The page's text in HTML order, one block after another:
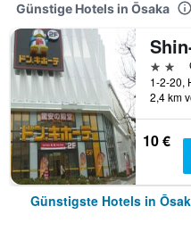
Günstige Hotels in Ōsaka
2
2,4 km
10 €
Günstigste Hotels in